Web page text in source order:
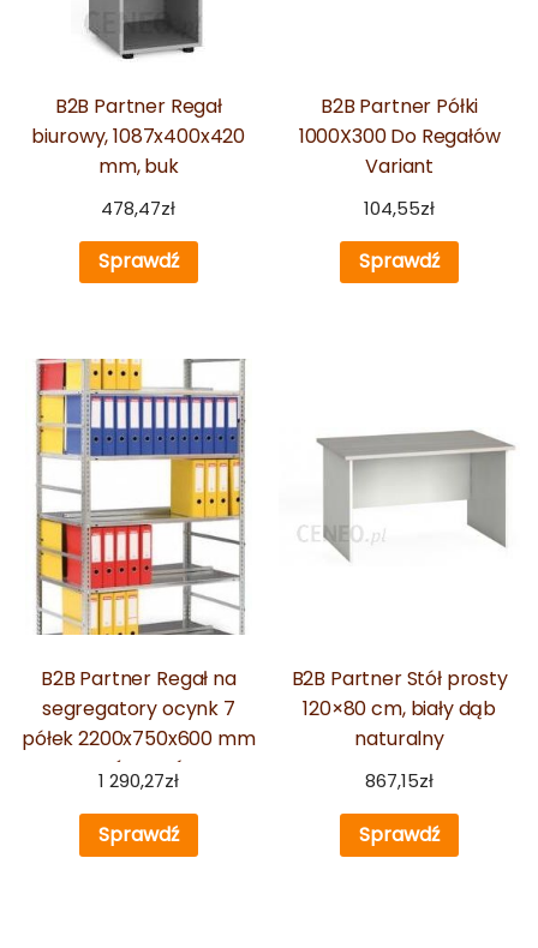
B2B Partner Regał
biurowy, 1087x400x420
mm, buk
478,47zł
Sprawdź
B2B Partner Półki
1000X300 Do Regałów
Variant
104,55zł
Sprawdź
B2B Partner Regał na
segregatory ocynk 7
półek 2200x750x600 mm
prístavný
1 290,27zł
Sprawdź
B2B Partner Stół prosty
120×80 cm, biały dąb
naturalny
867,15zł
Sprawdź